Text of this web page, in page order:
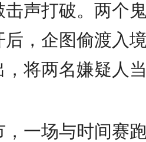
声打破。两个
后，企图偷渡入
，将两名嫌疑
，一场与时间赛